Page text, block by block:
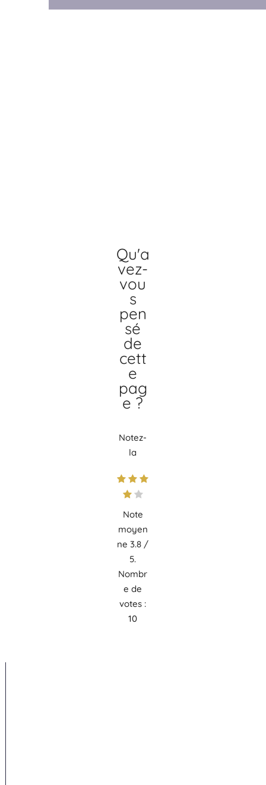
Qu'a
vez-
vou
s
pen
sé
de
cett
e
pag
e ?
Notez-
la
Note
moyen
ne3.8 /
5.
Nombr
e de
votes :
10